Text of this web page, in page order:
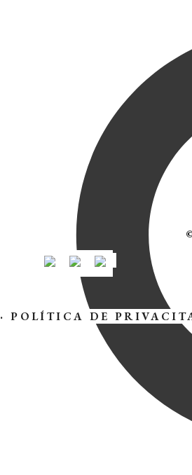
·POLÍTICA DE